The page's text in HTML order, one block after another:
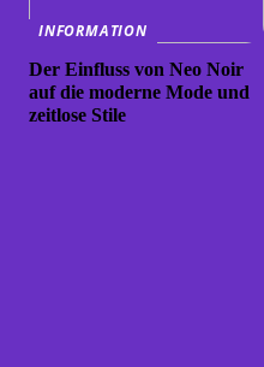
INFORMATION
Der Einfluss von Neo Noir
auf die moderne Mode und
zeitlose Stile